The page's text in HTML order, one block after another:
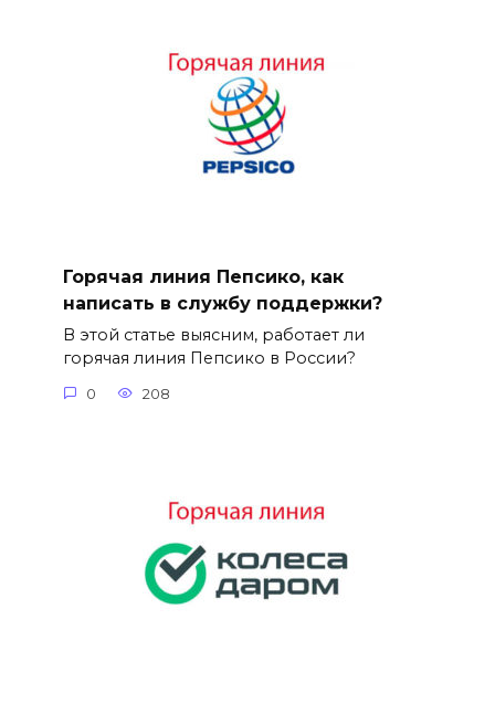
Горячая линия Пепсико, как
написать в службу поддержки?
В этой статье выясним, работает ли
горячая линия Пепсико в России?
0 208